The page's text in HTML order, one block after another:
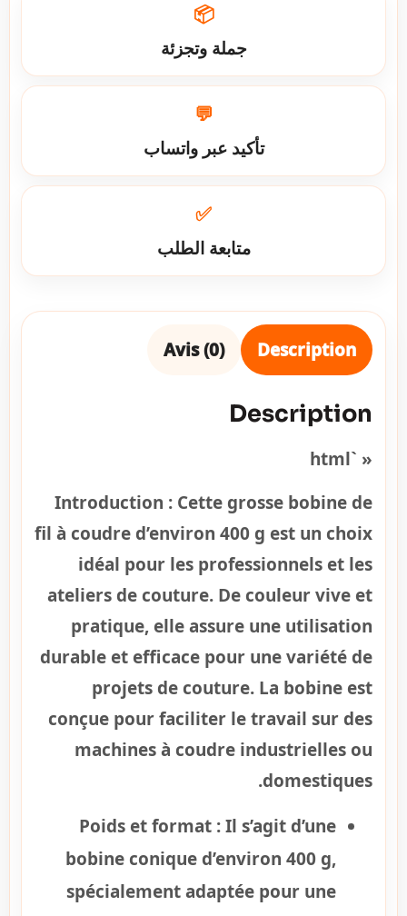
📦
جملة وتجزئة
💬
تأكيد عبر واتساب
✅
متابعة الطلب
Description
Avis (0)
Description
« `html
Introduction : Cette grosse bobine de
fil à coudre d’environ 400 g est un choix
idéal pour les professionnels et les
ateliers de couture. De couleur vive et
pratique, elle assure une utilisation
durable et efficace pour une variété de
projets de couture. La bobine est
conçue pour faciliter le travail sur des
machines à coudre industrielles ou
domestiques.
Poids et format :Il s’agit d’une
bobine conique d’environ 400 g,
spécialement adaptée pour une